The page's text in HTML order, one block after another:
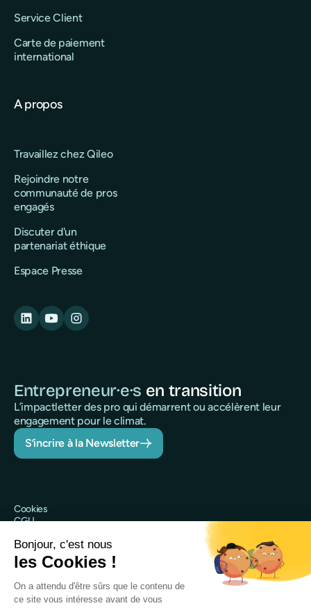
Service Client
Carte de paiement
international
A propos
Travaillez chez Qileo
Rejoindre notre
communauté de pros
engagés
Discuter d'un
partenariat éthique
Espace Presse
Entrepreneur·e·s en transition
L’impactletter des pro qui démarrent ou accélèrent leur
engagement pour le climat.
S’incrire à la Newsletter
@Qileo 2025
Cookies
CGU
Sécurité
Mentions légales